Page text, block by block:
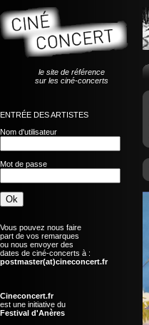
le site de référence
sur les ciné-concerts
ENTRÉE DES ARTISTES
Nom d'utilisateur
Mot de passe
Vous pouvez nous faire
part de vos remarques
ou nous envoyer des
dates de ciné-concerts à :
postmaster(at)cineconcert.fr
Cineconcert.fr
est une initiative du
Festival d'Anères